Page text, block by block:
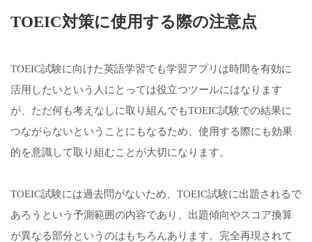
TOEIC対策に使用する際の注意点
TOEIC試験に向けた英語学習でも学習アプリは時間を有効に
活用したいという人にとっては役立つツールにはなります
が、ただ何も考えなしに取り組んでもTOEIC試験での結果に
つながらないということにもなるため、使用する際にも効果
的を意識して取り組むことが大切になります。
TOEIC試験には過去問がないため、TOEIC試験に出題されるで
あろうという予測範囲の内容であり、出題傾向やスコア換算
が異なる部分というのはもちろんあります。完全再現されて